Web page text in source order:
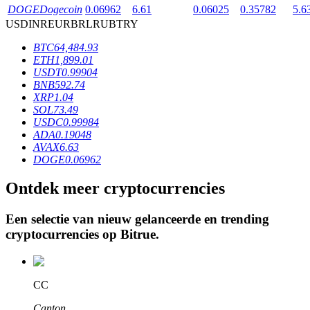
BTR-vergrendelingen
Exclusieve beleggingen voor BTR-houders
Door crypto ondersteunde leenservice
DOGEDogecoin 0.06962 6.61 0.06025 0.35782
USDINREURBRLRUBTRY
BTC64,484.93
ETH1,899.01
USDT0.99904
BNB592.74
XRP1.04
SOL73.49
USDC0.99984
ADA0.19048
AVAX6.63
DOGE0.06962
Ontdek meer cryptocurrencies
Een selectie van nieuw gelanceerde en trending
cryptocurrencies op Bitrue.
CC